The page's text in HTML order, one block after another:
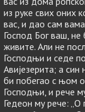
из руке свих оних
вас, и дао сам
Господ Бог ваш, не
живите. Али не
Господњи и седе
Авијезерита; а
би побегао с њом
Господњи, и рече
Гедеон му рече: „О